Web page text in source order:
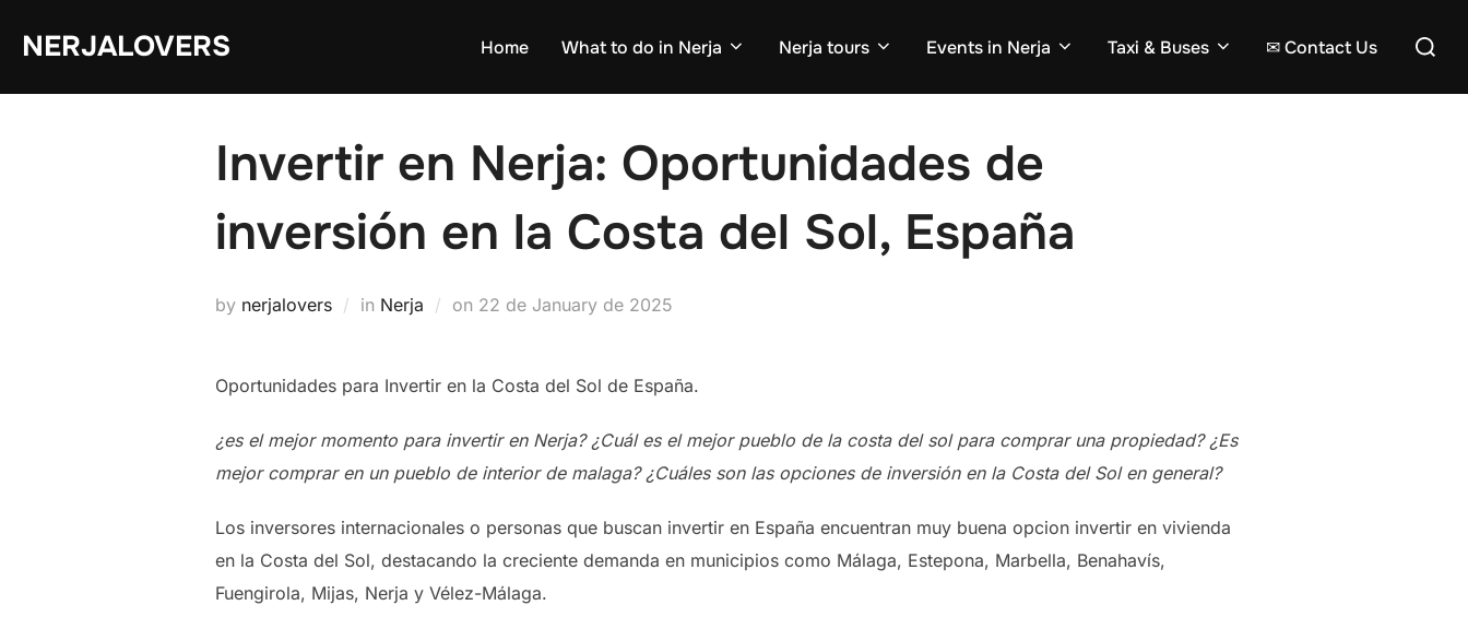
NERJALOVERS Home What to do in Nerja Nerja tours Events in Nerja Taxi & Buses ✉ Contact Us
Search
Invertir en Nerja: Oportunidades de
inversión en la Costa del Sol, España
by nerjalovers in Nerja on Posted
22 de January de 2025
Oportunidades para Invertir en la Costa del Sol de España.
¿es el mejor momento para invertir en Nerja? ¿Cuál es el mejor pueblo de la costa del sol para comprar una propiedad? ¿Es
mejor comprar en un pueblo de interior de malaga? ¿Cuáles son las opciones de inversión en la Costa del Sol en general?
Los inversores internacionales o personas que buscan invertir en España encuentran muy buena opcion invertir en vivienda
en la Costa del Sol, destacando la creciente demanda en municipios como Málaga, Estepona, Marbella, Benahavís,
Fuengirola, Mijas, Nerja y Vélez-Málaga.